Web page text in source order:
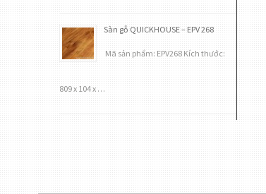
Sàn gỗ QUICKHOUSE – EPV 268
Mã sản phẩm: EPV268 Kích thước:
809 x 104 x …